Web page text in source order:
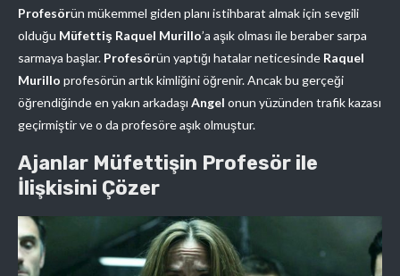
Profesörün mükemmel giden planı istihbarat almak için sevgili
olduğu Müfettiş Raquel Murillo’a aşık olması ile beraber sarpa
sarmaya başlar. Profesörün yaptığı hatalar neticesinde Raquel
Murillo profesörün artık kimliğini öğrenir. Ancak bu gerçeği
öğrendiğinde en yakın arkadaşı Angel onun yüzünden trafik kazası
geçirmiştir ve o da profesöre aşık olmuştur.
Ajanlar Müfettişin Profesör ile
İlişkisini Çözer